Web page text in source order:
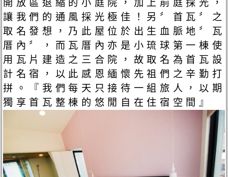
開放區退縮的小庭院，加上前庭採光，
讓我們的通風採光極佳！另〞首瓦〞之
取名發想，乃此屋位於出生血脈地〞瓦
厝內〞，而瓦厝內亦是小琉球第一棟使
用瓦片建造之三合院，故取名為首瓦設
計名宿，以此感恩緬懷先祖們之辛勤打
拼。『我們每天只接待一組旅人，以期
獨享首瓦整棟的悠閒自在住宿空間』